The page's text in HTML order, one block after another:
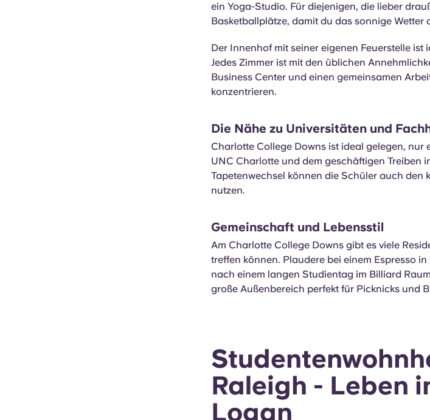
ein Yoga-Studio. Für diejenigen, die lieber
Basketballplätze, damit du das sonnige Wetter
Der Innenhof mit seiner eigenen Feuerstelle ist
Jedes Zimmer ist mit den üblichen
Business Center und einen gemeinsamen
konzentrieren.
Die Nähe zu Universitäten und
Charlotte College Downs ist ideal gelegen, nur
UNC Charlotte und dem geschäftigen Treiben
Tapetenwechsel können die Schüler auch den
nutzen.
Gemeinschaft und Lebensstil
Am Charlotte College Downs gibt es viele
treffen können. Plaudere bei einem Espresso
nach einem langen Studientag im Billiard
große Außenbereich perfekt für Picknicks und
Raleigh - Leben
Logan